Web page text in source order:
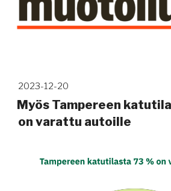
Artikkelit
Julkaistu
2023-12-20
Myös Tampereen
on varattu autoille